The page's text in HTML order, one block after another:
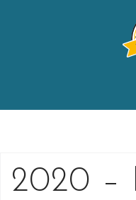
2020 –